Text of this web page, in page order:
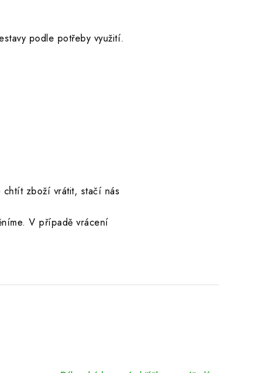
podle potřeby využití.
zboží vrátit, stačí nás
V případě vrácení